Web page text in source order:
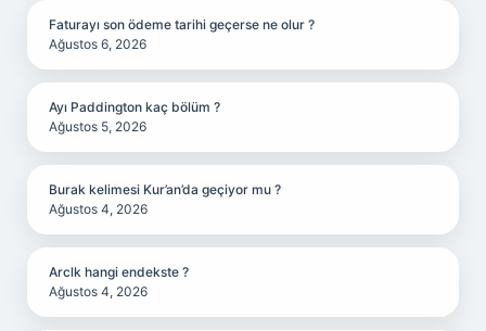
Faturayı son ödeme tarihi geçerse ne olur ?
Ağustos 6, 2026
Ayı Paddington kaç bölüm ?
Ağustos 5, 2026
Burak kelimesi Kur’an’da geçiyor mu ?
Ağustos 4, 2026
Arclk hangi endekste ?
Ağustos 4, 2026